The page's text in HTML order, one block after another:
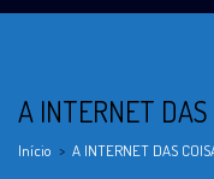
A INTERNET DAS
Início > A INTERNET DAS